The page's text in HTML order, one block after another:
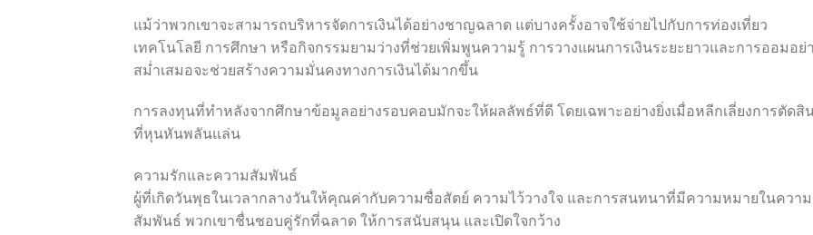
แม้ว่าพวกเขาจะสามารถบริหารจัดการเงินได้อย่างชาญฉลาด แต่บางครั้งอาจใช้จ่ายไปกับการท่องเที่ยว
เทคโนโลยี การศึกษา หรือกิจกรรมยามว่างที่ช่วยเพิ่มพูนความรู้ การวางแผนการเงินระยะยาวและการออมอย่
สม่ำเสมอจะช่วยสร้างความมั่นคงทางการเงินได้มากขึ้น
การลงทุนที่ทำหลังจากศึกษาข้อมูลอย่างรอบคอบมักจะให้ผลลัพธ์ที่ดี โดยเฉพาะอย่างยิ่งเมื่อหลีกเลี่ยงการตัดสิ
ที่หุนหันพลันแล่น
ความรักและความสัมพันธ์
ผู้ที่เกิดวันพุธในเวลากลางวันให้คุณค่ากับความซื่อสัตย์ ความไว้วางใจ และการสนทนาที่มีความหมายในความ
สัมพันธ์ พวกเขาชื่นชอบคู่รักที่ฉลาด ให้การสนับสนุน และเปิดใจกว้าง